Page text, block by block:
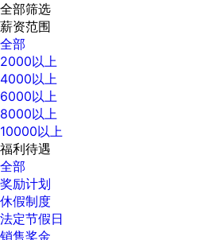
全部筛选
薪资范围
全部
2000以上
4000以上
6000以上
8000以上
10000以上
福利待遇
全部
奖励计划
休假制度
法定节假日
销售奖金